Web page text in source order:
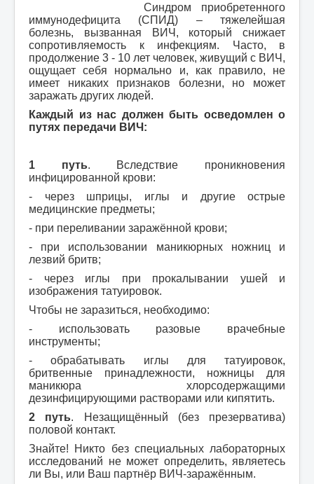
Синдром приобретенного
иммунодефицита (СПИД) – тяжелейшая
болезнь, вызванная ВИЧ, который снижает
сопротивляемость к инфекциям. Часто, в
продолжение 3 - 10 лет человек, живущий с ВИЧ,
ощущает себя нормально и, как правило, не
имеет никаких признаков болезни, но может
заражать других людей.
Каждый из нас должен быть осведомлен о
путях передачи ВИЧ:
1 путь. Вследствие проникновения
инфицированной крови:
- через шприцы, иглы и другие острые
медицинские предметы;
- при переливании заражённой крови;
- при использовании маникюрных ножниц и
лезвий бритв;
- через иглы при прокалывании ушей и
изображения татуировок.
Чтобы не заразиться, необходимо:
- использовать разовые врачебные
инструменты;
- обрабатывать иглы для татуировок,
бритвенные принадлежности, ножницы для
маникюра хлорсодержащими
дезинфицирующими растворами или кипятить.
2 путь. Незащищённый (без презерватива)
половой контакт.
Знайте! Никто без специальных лабораторных
исследований не может определить, являетесь
ли Вы, или Ваш партнёр ВИЧ-заражённым.